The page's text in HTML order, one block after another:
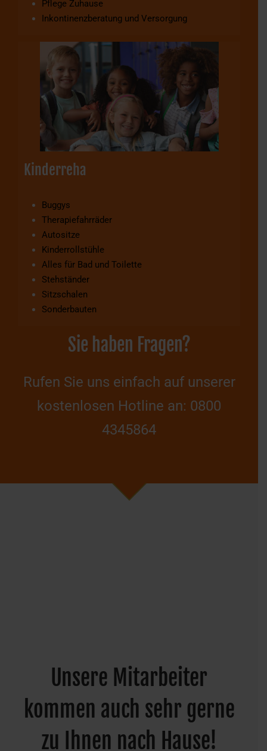
Pflege Zuhause
Inkontinenzberatung und Versorgung
Kinderreha
Buggys
Therapiefahrräder
Autositze
Kinderrollstühle
Alles für Bad und Toilette
Stehständer
Sitzschalen
Sonderbauten
Sie haben Fragen?
Rufen Sie uns einfach auf unserer
kostenlosen Hotline an: 0800
4345864
Unsere Mitarbeiter
kommen auch sehr gerne
zu Ihnen nach Hause!